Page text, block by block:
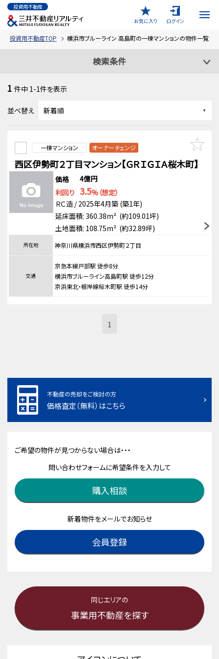
投資用不動産
お気に入り
ログイン
投資用不動産TOP 横浜市ブルーライン 高島町の一棟マンションの物件一覧
検索条件
1 件中 1-1件を表示
並べ替え
一棟マンション オーナーチェンジ
西区伊勢町２丁目マンション【ＧＲＩＧＩＡ桜木町】
価格
4億円
利回り 3.5%（想定）
ＲＣ造 / 2025年4月築 (築1年)
延床面積: 360.38m² (約109.01坪)
土地面積: 108.75m² (約32.89坪)
所在地 神奈川県横浜市西区伊勢町２丁目
交通
京急本線戸部駅 徒歩8分
横浜市ブルーライン高島町駅 徒歩12分
京浜東北・根岸線桜木町駅 徒歩14分
1
不動産の売却をご検討の方
価格査定（無料）はこちら
ご希望の物件が見つからない場合は・・・
問い合わせフォームに希望条件を入力して
購入相談
新着物件をメールでお知らせ
会員登録
同じエリアの
事業用不動産を探す